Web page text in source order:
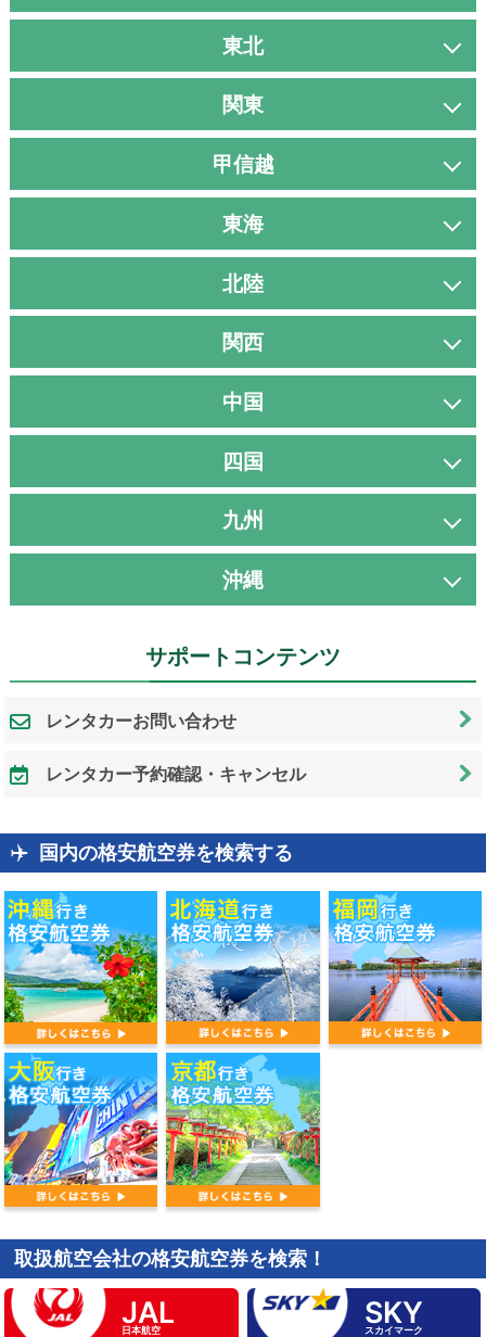
東北
関東
甲信越
東海
北陸
関西
中国
四国
九州
沖縄
サポートコンテンツ
レンタカーお問い合わせ
レンタカー予約確認・キャンセル
国内の格安航空券を検索する
取扱航空会社の格安航空券を検索！
JAL
日本航空
SKY
スカイマーク